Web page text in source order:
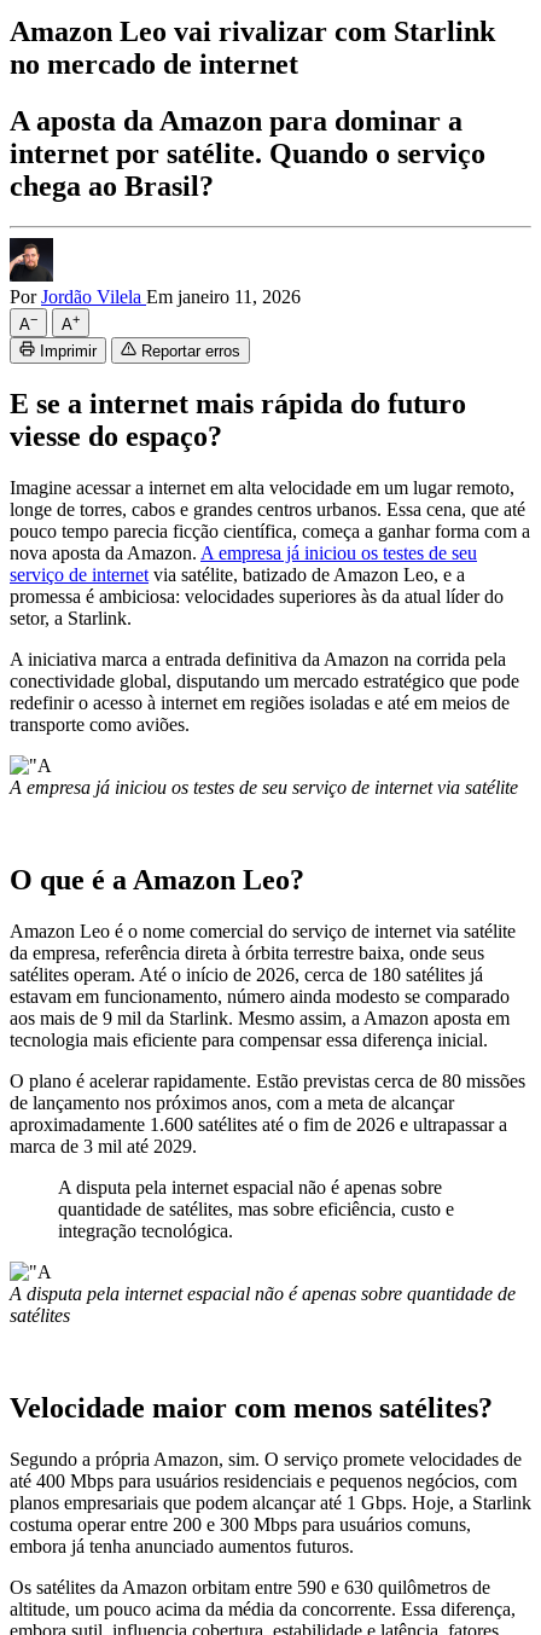
Amazon Leo vai rivalizar com Starlink
no mercado de internet
A aposta da Amazon para dominar a
internet por satélite. Quando o serviço
chega ao Brasil?
PorJordão Vilela Em janeiro 11, 2026
A− A+
Imprimir Reportar erros
E se a internet mais rápida do futuro
viesse do espaço?
Imagine acessar a internet em alta velocidade em um lugar remoto,
longe de torres, cabos e grandes centros urbanos. Essa cena, que até
pouco tempo parecia ficção científica, começa a ganhar forma com a
nova aposta da Amazon. A empresa já iniciou os testes de seu
serviço de internet via satélite, batizado de Amazon Leo, e a
promessa é ambiciosa: velocidades superiores às da atual líder do
setor, a Starlink.
A iniciativa marca a entrada definitiva da Amazon na corrida pela
conectividade global, disputando um mercado estratégico que pode
redefinir o acesso à internet em regiões isoladas e até em meios de
transporte como aviões.
A empresa já iniciou os testes de seu serviço de internet via satélite
O que é a Amazon Leo?
Amazon Leo é o nome comercial do serviço de internet via satélite
da empresa, referência direta à órbita terrestre baixa, onde seus
satélites operam. Até o início de 2026, cerca de 180 satélites já
estavam em funcionamento, número ainda modesto se comparado
aos mais de 9 mil da Starlink. Mesmo assim, a Amazon aposta em
tecnologia mais eficiente para compensar essa diferença inicial.
O plano é acelerar rapidamente. Estão previstas cerca de 80 missões
de lançamento nos próximos anos, com a meta de alcançar
aproximadamente 1.600 satélites até o fim de 2026 e ultrapassar a
marca de 3 mil até 2029.
A disputa pela internet espacial não é apenas sobre
quantidade de satélites, mas sobre eficiência, custo e
integração tecnológica.
A disputa pela internet espacial não é apenas sobre quantidade de
satélites
Velocidade maior com menos satélites?
Segundo a própria Amazon, sim. O serviço promete velocidades de
até 400 Mbps para usuários residenciais e pequenos negócios, com
planos empresariais que podem alcançar até 1 Gbps. Hoje, a Starlink
costuma operar entre 200 e 300 Mbps para usuários comuns,
embora já tenha anunciado aumentos futuros.
Os satélites da Amazon orbitam entre 590 e 630 quilômetros de
altitude, um pouco acima da média da concorrente. Essa diferença,
embora sutil, influencia cobertura, estabilidade e latência, fatores